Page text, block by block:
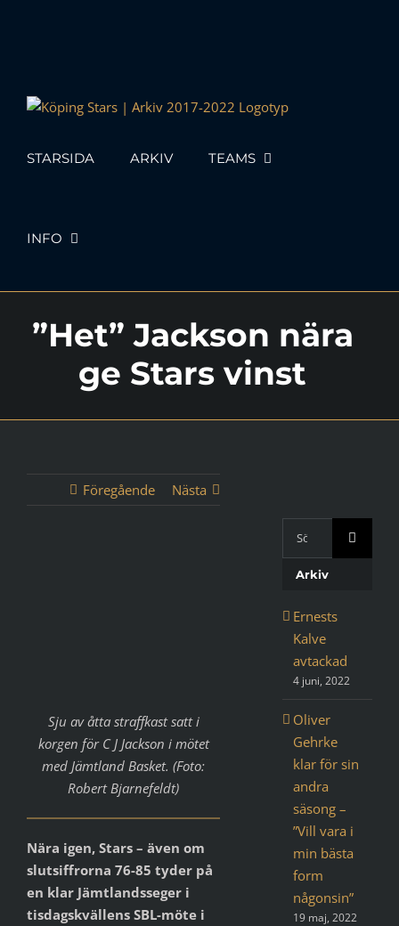
STARSIDA ARKIV TEAMS
INFO
”Het” Jackson nära
ge Stars vinst
Föregående Nästa
Sju av åtta straffkast satt i
korgen för C J Jackson i mötet
med Jämtland Basket. (Foto:
Robert Bjarnefeldt)
Nära igen, Stars – även om
slutsiffrorna 76-85 tyder på
en klar Jämtlandsseger i
tisdagskvällens SBL-möte i
Google:
Arkiv
Ernests
Kalve
avtackad
4 juni, 2022
Oliver
Gehrke
klar för sin
andra
säsong –
”Vill vara i
min bästa
form
någonsin”
19 maj, 2022